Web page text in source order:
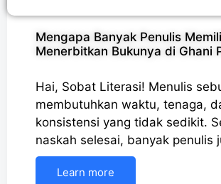
Mengapa Banyak Penulis
Menerbitkan Bukunya di Ghani
Hai, Sobat Literasi! Menulis
membutuhkan waktu, tenaga,
konsistensi yang tidak sedikit.
naskah selesai, banyak penulis
Learn more